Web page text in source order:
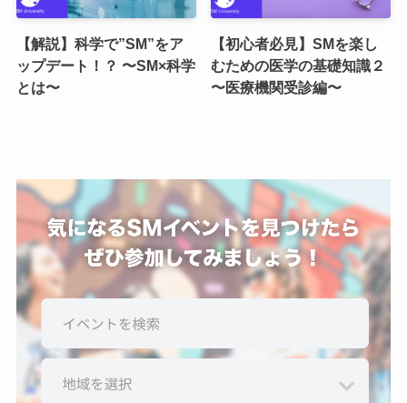
【解説】科学で”SM”をア
ップデート！？ 〜SM×科学
とは〜
【初心者必見】SMを楽し
むための医学の基礎知識２
〜医療機関受診編〜